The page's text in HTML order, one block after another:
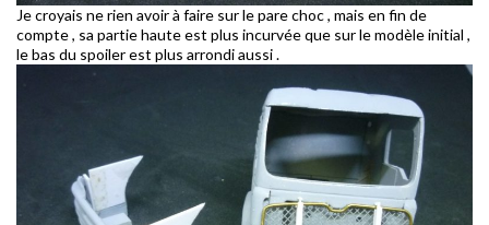
Je croyais ne rien avoir à faire sur le pare choc , mais en fin de
compte , sa partie haute est plus incurvée que sur le modèle initial ,
le bas du spoiler est plus arrondi aussi .